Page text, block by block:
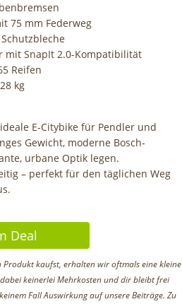
75 mm Federweg
mit SnapIt 2.0-Kompatibilität
Reifen
kg
E-Citybike für Pendler und
Gewicht, moderne Bosch-
urbane Optik legen.
– perfekt für den täglichen Weg
Deal
Produkt kaufst, erhalten wir oftmals eine kleine
keinerlei Mehrkosten und dir bleibt frei
Fall Auswirkung auf unsere Beiträge. Zu